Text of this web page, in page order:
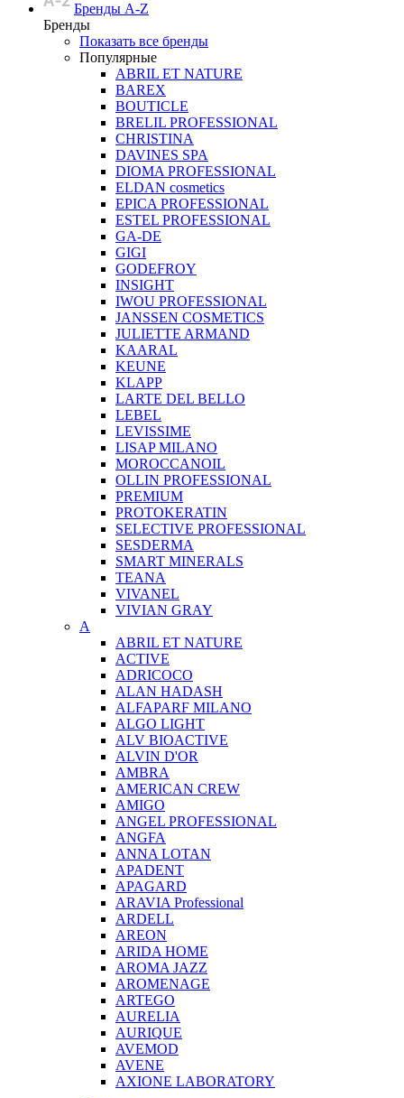
Бренды A-Z
Бренды
Показать все бренды
Популярные
ABRIL ET NATURE
BAREX
BOUTICLE
BRELIL PROFESSIONAL
CHRISTINA
DAVINES SPA
DIOMA PROFESSIONAL
ELDAN cosmetics
EPICA PROFESSIONAL
ESTEL PROFESSIONAL
GA-DE
GIGI
GODEFROY
INSIGHT
IWOU PROFESSIONAL
JANSSEN COSMETICS
JULIETTE ARMAND
KAARAL
KEUNE
KLAPP
LARTE DEL BELLO
LEBEL
LEVISSIME
LISAP MILANO
MOROCCANOIL
OLLIN PROFESSIONAL
PREMIUM
PROTOKERATIN
SELECTIVE PROFESSIONAL
SESDERMA
SMART MINERALS
TEANA
VIVANEL
VIVIAN GRAY
A
ABRIL ET NATURE
ACTIVE
ADRICOCO
ALAN HADASH
ALFAPARF MILANO
ALGO LIGHT
ALV BIOACTIVE
ALVIN D'OR
AMBRA
AMERICAN CREW
AMIGO
ANGEL PROFESSIONAL
ANGFA
ANNA LOTAN
APADENT
APAGARD
ARAVIA Professional
ARDELL
AREON
ARIDA HOME
AROMA JAZZ
AROMENAGE
ARTEGO
AURELIA
AURIQUE
AVEMOD
AVENE
AXIONE LABORATORY